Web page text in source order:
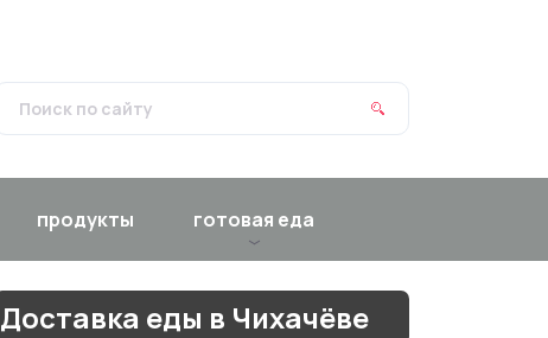
продукты готовая еда
Доставка еды в Чихачёве